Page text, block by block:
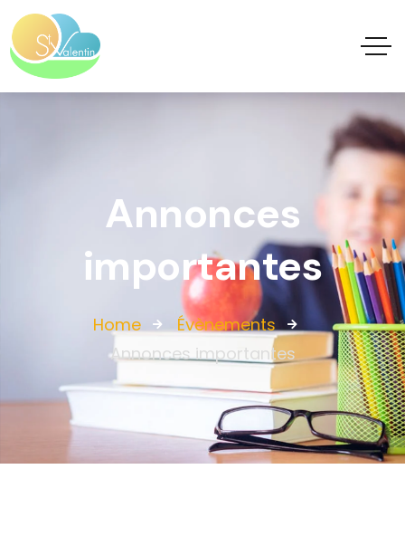
Annonces
importantes
Home
Évènements
Annonces importantes